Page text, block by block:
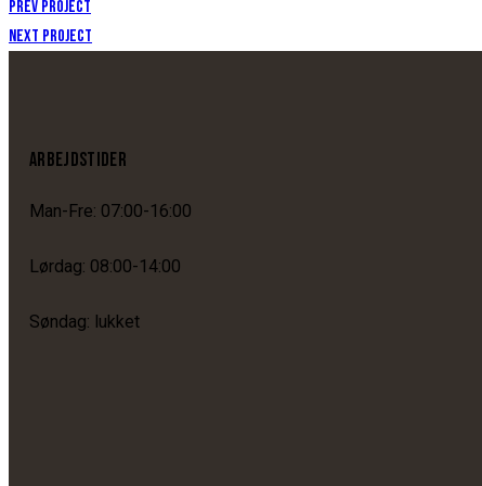
Prev Project
Next Project
ARBEJDSTIDER
Man-Fre: 07:00-16:00
Lørdag: 08:00-14:00
Søndag: lukket